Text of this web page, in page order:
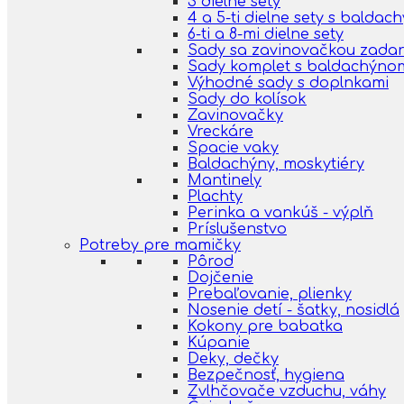
4 a 5-ti dielne sety s
6-ti a 8-mi dielne sety
Sady sa zavinovačkou
Sady komplet s
Výhodné sady s doplnkami
Sady do kolísok
Zavinovačky
Vreckáre
Spacie vaky
Baldachýny, moskytiéry
Mantinely
Plachty
Perinka a vankúš - výplň
Príslušenstvo
Potreby pre mamičky
Pôrod
Dojčenie
Prebaľovanie, plienky
Nosenie detí - šatky, nosidlá
Kokony pre babatka
Kúpanie
Deky, dečky
Bezpečnosť, hygiena
Zvlhčovače vzduchu, váhy